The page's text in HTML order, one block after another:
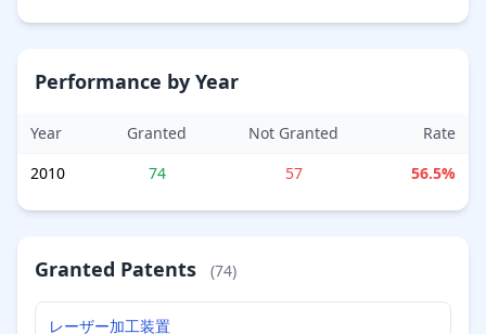
Performance by Year
Year Granted Not Granted
Rate
2010
74 57 56.5%
Granted Patents (74)
レーザー加工装置